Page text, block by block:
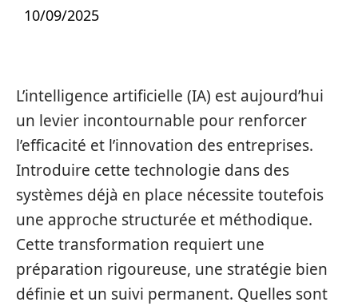
10/09/2025
L’intelligence artificielle (IA) est aujourd’hui
un levier incontournable pour renforcer
l’efficacité et l’innovation des entreprises.
Introduire cette technologie dans des
systèmes déjà en place nécessite toutefois
une approche structurée et méthodique.
Cette transformation requiert une
préparation rigoureuse, une stratégie bien
définie et un suivi permanent. Quelles sont